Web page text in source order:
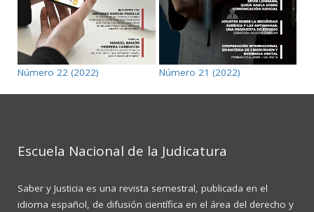
Número 22 (2022) Número 21 (2022)
Escuela Nacional de la Judicatura
Saber y Justicia es una revista semestral, publicada en el
idioma español, de difusión científica en el área del derecho y